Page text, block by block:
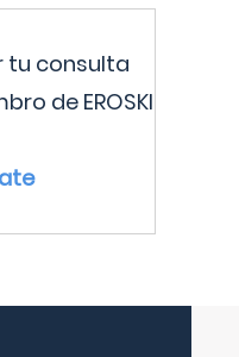
tu consulta
de EROSKI